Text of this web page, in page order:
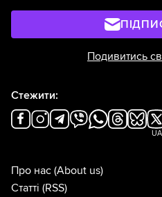
Подивитись
Стежити:
UA
Про нас (About us)
Статті (RSS)